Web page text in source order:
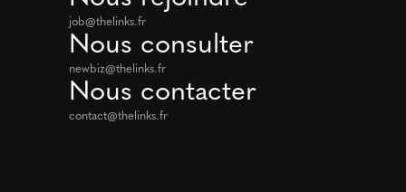
job@thelinks.fr
Nous consulter
newbiz@thelinks.fr
Nous contacter
contact@thelinks.fr